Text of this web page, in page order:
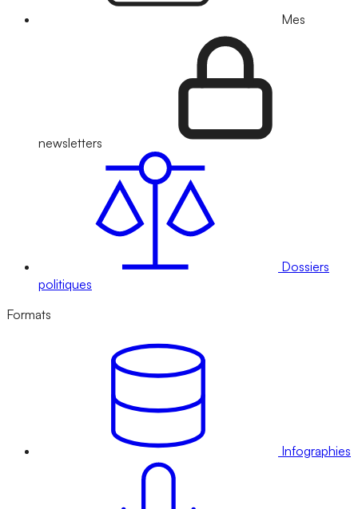
Mes
newsletters
Dossiers
politiques
Formats
Infographies